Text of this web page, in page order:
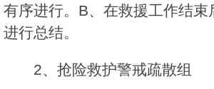
有序进行。B、在救援工作结束
进行总结。
2、抢险救护警戒疏散组